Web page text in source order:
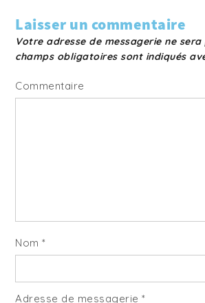
Laisser un commentaire
Votre adresse de messagerie ne sera
champs obligatoires sont indiqués
Commentaire
Nom*
Adresse de messagerie*